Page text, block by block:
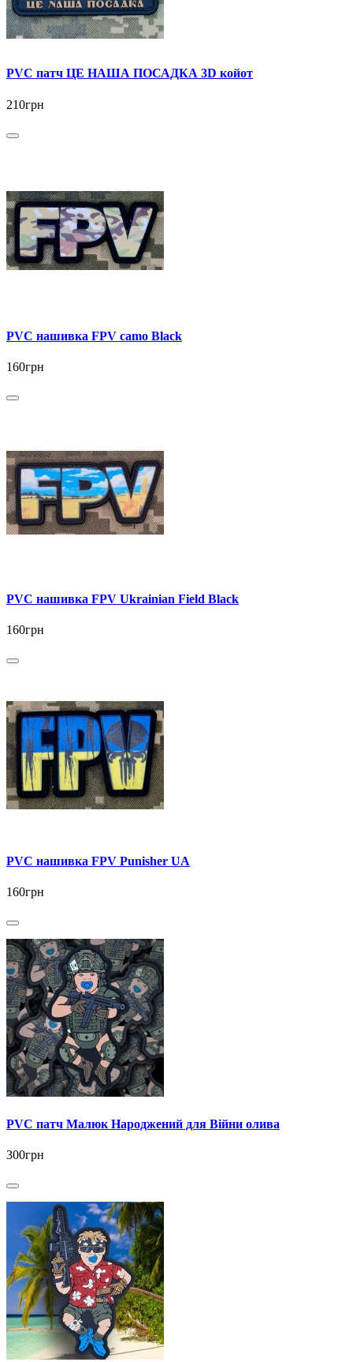
PVC патч ЦЕ НАША ПОСАДКА 3D койот
210грн
PVC нашивка FPV camo Black
160грн
PVC нашивка FPV Ukrainian Field Black
160грн
PVC нашивка FPV Punisher UA
160грн
PVC патч Малюк Народжений для Війни олива
300грн